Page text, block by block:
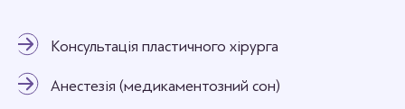
Консультація пластичного хірурга
Анестезія (медикаментозний сон)